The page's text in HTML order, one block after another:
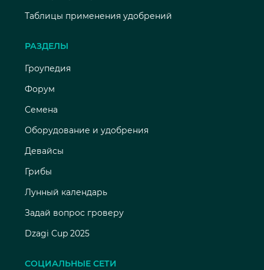
Таблицы применения удобрений
РАЗДЕЛЫ
Гроупедия
Форум
Семена
Оборудование и удобрения
Девайсы
Грибы
Лунный календарь
Задай вопрос гроверу
Dzagi Cup 2025
СОЦИАЛЬНЫЕ СЕТИ